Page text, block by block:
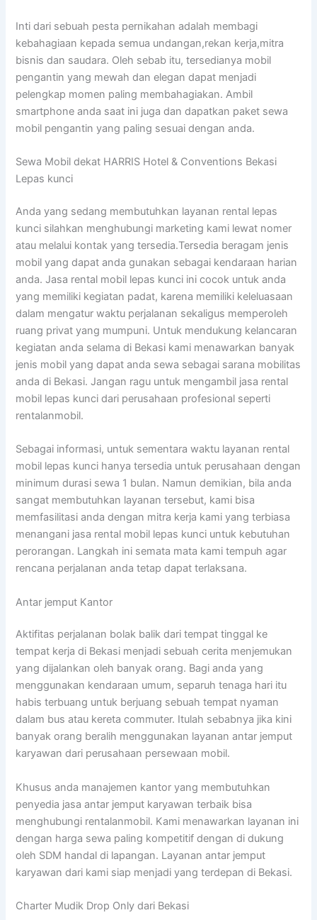
Inti dari sebuah pesta pernikahan adalah membagi
kebahagiaan kepada semua undangan,rekan kerja,mitra
bisnis dan saudara. Oleh sebab itu, tersedianya mobil
pengantin yang mewah dan elegan dapat menjadi
pelengkap momen paling membahagiakan. Ambil
smartphone anda saat ini juga dan dapatkan paket sewa
mobil pengantin yang paling sesuai dengan anda.
Sewa Mobil dekat HARRIS Hotel & Conventions Bekasi
Lepas kunci
Anda yang sedang membutuhkan layanan rental lepas
kunci silahkan menghubungi marketing kami lewat nomer
atau melalui kontak yang tersedia.Tersedia beragam jenis
mobil yang dapat anda gunakan sebagai kendaraan harian
anda. Jasa rental mobil lepas kunci ini cocok untuk anda
yang memiliki kegiatan padat, karena memiliki keleluasaan
dalam mengatur waktu perjalanan sekaligus memperoleh
ruang privat yang mumpuni. Untuk mendukung kelancaran
kegiatan anda selama di Bekasi kami menawarkan banyak
jenis mobil yang dapat anda sewa sebagai sarana mobilitas
anda di Bekasi. Jangan ragu untuk mengambil jasa rental
mobil lepas kunci dari perusahaan profesional seperti
rentalanmobil.
Sebagai informasi, untuk sementara waktu layanan rental
mobil lepas kunci hanya tersedia untuk perusahaan dengan
minimum durasi sewa 1 bulan. Namun demikian, bila anda
sangat membutuhkan layanan tersebut, kami bisa
memfasilitasi anda dengan mitra kerja kami yang terbiasa
menangani jasa rental mobil lepas kunci untuk kebutuhan
perorangan. Langkah ini semata mata kami tempuh agar
rencana perjalanan anda tetap dapat terlaksana.
Antar jemput Kantor
Aktifitas perjalanan bolak balik dari tempat tinggal ke
tempat kerja di Bekasi menjadi sebuah cerita menjemukan
yang dijalankan oleh banyak orang. Bagi anda yang
menggunakan kendaraan umum, separuh tenaga hari itu
habis terbuang untuk berjuang sebuah tempat nyaman
dalam bus atau kereta commuter. Itulah sebabnya jika kini
banyak orang beralih menggunakan layanan antar jemput
karyawan dari perusahaan persewaan mobil.
Khusus anda manajemen kantor yang membutuhkan
penyedia jasa antar jemput karyawan terbaik bisa
menghubungi rentalanmobil. Kami menawarkan layanan ini
dengan harga sewa paling kompetitif dengan di dukung
oleh SDM handal di lapangan. Layanan antar jemput
karyawan dari kami siap menjadi yang terdepan di Bekasi.
Charter Mudik Drop Only dari Bekasi